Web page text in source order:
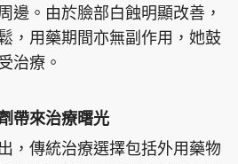
邊。由於臉部白蝕明顯改善，
，用藥期間亦無副作用，她鼓
治療。
帶來治療曙光
，傳統治療選擇包括外用藥物